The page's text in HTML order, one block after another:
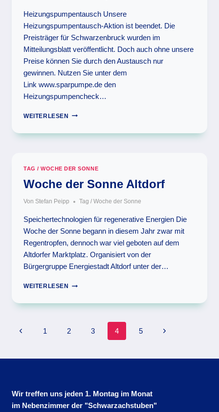
Heizungspumpentausch Unsere
Heizungspumpentausch-Aktion ist beendet. Die
Preisträger für Schwarzenbruck wurden im
Mitteilungsblatt veröffentlicht. Doch auch ohne unsere
Preise können Sie durch den Austausch nur
gewinnen. Nutzen Sie unter dem
Link www.sparpumpe.de den
Heizungspumpencheck…
WEITERLESEN HEIZUNGSPUMPEN-
TAG / WOCHE DER SONNE
Woche der Sonne Altdorf
Von Stefan Peipp Tag / Woche der Sonne
Speichertechnologien für regenerative Energien Die
Woche der Sonne begann in diesem Jahr zwar mit
Regentropfen, dennoch war viel geboten auf dem
Altdorfer Marktplatz. Organisiert von der
Bürgergruppe Energiestadt Altdorf unter der…
WEITERLESEN
WOCHE
SONNE
Seitennavigation
Vorherige1 2 3 4 5
Nächste
Wir treffen uns jeden 1. Montag im Monat
im Nebenzimmer der "Schwarzachstuben"